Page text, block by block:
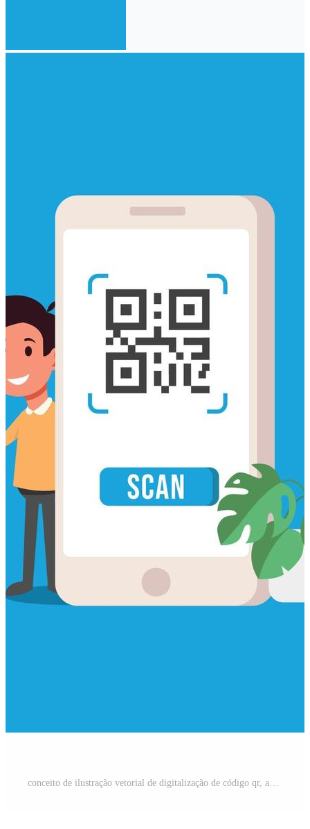
conceito de ilustração vetorial de digitalização de código qr, adequado para página de destino da web, interface do usuário, aplicativo móvel, design editorial, folheto, banner e outras ocasiões relacionadas Vetor Grátis